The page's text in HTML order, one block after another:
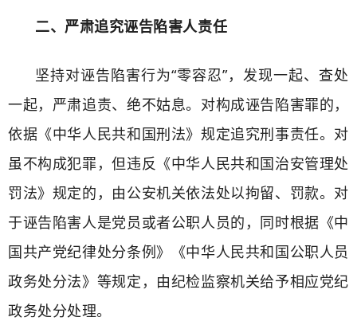
二、严肃追究诬告陷害人责任
坚持对诬告陷害行为“零容忍”，发现一起、查处
一起，严肃追责、绝不姑息。对构成诬告陷害罪的，
依据《中华人民共和国刑法》规定追究刑事责任。对
虽不构成犯罪，但违反《中华人民共和国治安管理处
罚法》规定的，由公安机关依法处以拘留、罚款。对
于诬告陷害人是党员或者公职人员的，同时根据《中
国共产党纪律处分条例》《中华人民共和国公职人员
政务处分法》等规定，由纪检监察机关给予相应党纪
政务处分处理。